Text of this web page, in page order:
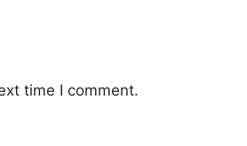
time I comment.